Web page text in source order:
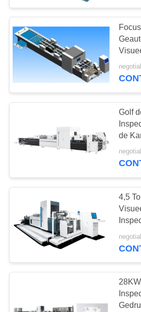
FABRIEKSREIS
CONTACTEER
ONS
VERZOEK
EEN
CITAAT
SITEMAP
PRIVACY
de machine
drukinspectie
De Machine
De Machine
Golf
de
4,5
Golf